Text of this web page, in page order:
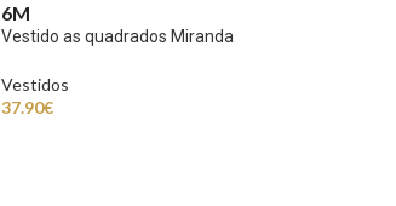
6M
Vestido as quadrados Miranda
Vestidos
37.90€